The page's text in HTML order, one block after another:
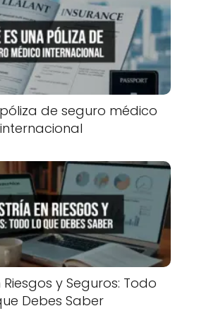
de seguro médico
internacional
y Seguros: Todo
Debes Saber